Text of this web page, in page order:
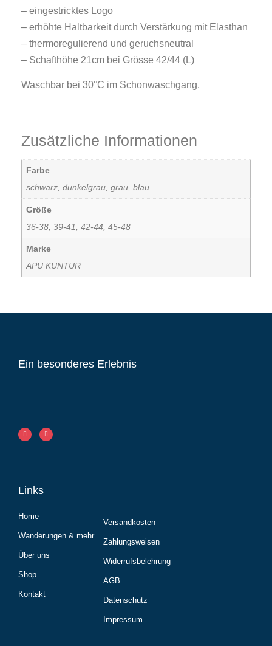
– eingestricktes Logo
– erhöhte Haltbarkeit durch Verstärkung mit Elasthan
– thermoregulierend und geruchsneutral
– Schafthöhe 21cm bei Grösse 42/44 (L)
Waschbar bei 30°C im Schonwaschgang.
Zusätzliche Informationen
Farbe
schwarz, dunkelgrau, grau, blau
Größe
36-38, 39-41, 42-44, 45-48
Marke
APU KUNTUR
Ein besonderes Erlebnis
Links
Home
Wanderungen & mehr
Über uns
Shop
Kontakt
Versandkosten
Zahlungsweisen
Widerrufsbelehrung
AGB
Datenschutz
Impressum